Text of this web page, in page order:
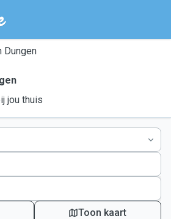
Dungen
jou thuis
Toon kaart